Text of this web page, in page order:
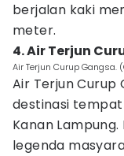
berjalan kaki
meter.
4. Air Terjun
Air Terjun Curup Gangsa.
Air Terjun Curup
destinasi
Kanan Lampung.
legenda